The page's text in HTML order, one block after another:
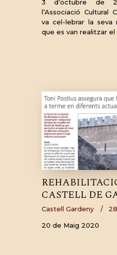
3 d’octubre de
l’Associació Cultural
va cel-lebrar la seva
que es van realitzar el
CASTELL DE
Castell Gardeny
20 de Maig 2020